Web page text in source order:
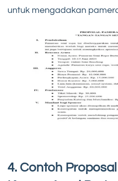
untuk mengadakan
4. Contoh